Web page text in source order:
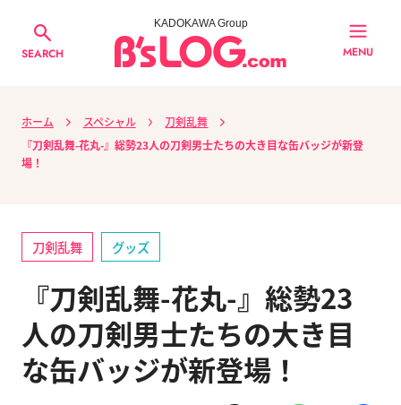
SEARCH
KADOKAWA Group
MENU
ホーム スペシャル
刀剣乱舞
『刀剣乱舞-花丸-』総勢23人の刀剣男士たちの大き目な缶バッジが新登
場！
刀剣乱舞 グッズ
『刀剣乱舞-花丸-』総勢23
人の刀剣男士たちの大き目
な缶バッジが新登場！